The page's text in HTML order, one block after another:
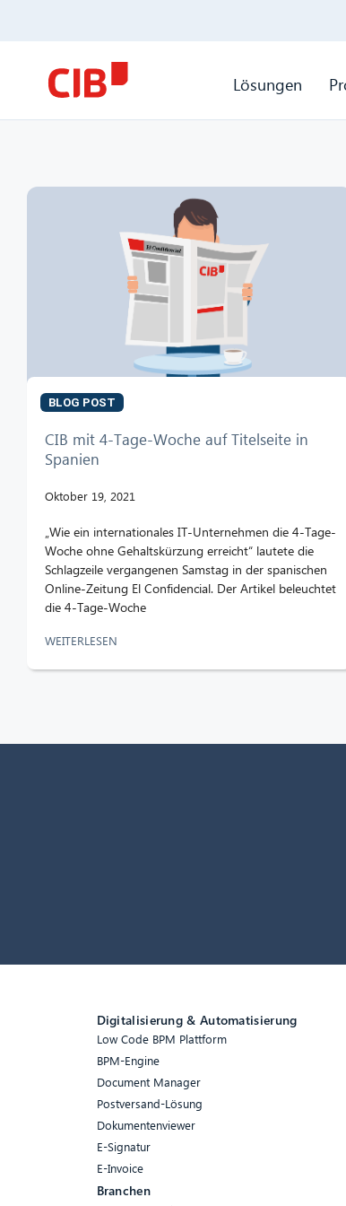
Lösungen
BLOG POST
CIB mit 4-Tage-Woche auf Titelseite in
Spanien
Oktober 19, 2021
„Wie ein internationales IT-Unternehmen die 4-Tage-
Woche ohne Gehaltskürzung erreicht“ lautete die
Schlagzeile vergangenen Samstag in der spanischen
Online-Zeitung El Confidencial. Der Artikel beleuchtet
die 4-Tage-Woche
WEITERLESEN
Digitalisierung & Automatisierung
Low Code BPM Plattform
BPM-Engine
Document Manager
Postversand-Lösung
Dokumentenviewer
E-Signatur
E-Invoice
Branchen